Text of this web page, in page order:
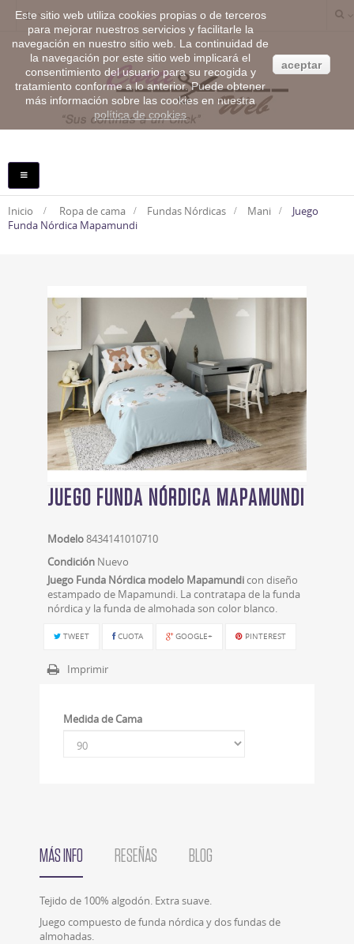
NAVEGACIÓN
TOGGLE
Inicio > Ropa de cama > Fundas Nórdicas > Mani >
Juego
Funda Nórdica Mapamundi
JUEGO FUNDA NÓRDICA MAPAMUNDI
Modelo8434141010710
Condición Nuevo
Juego Funda Nórdica modelo Mapamundicon diseño
estampado de Mapamundi. La contratapa de la funda
nórdica y la funda de almohada son color blanco.
TWEET CUOTA GOOGLE+ PINTEREST
Imprimir
Medida de Cama
MÁS INFO RESEÑAS BLOG
Tejido de 100% algodón. Extra suave.
Juego compuesto de funda nórdica y dos fundas de
almohadas.
Este sitio web utiliza cookies propias o de terceros
para mejorar nuestros servicios y facilitarle la
navegación en nuestro sitio web. La continuidad de
la navegación por este sitio web implicará el
consentimiento del usuario para su recogida y
tratamiento conforme a lo anterior. Puede obtener
más información sobre las cookies en nuestra
política de cookies
aceptar